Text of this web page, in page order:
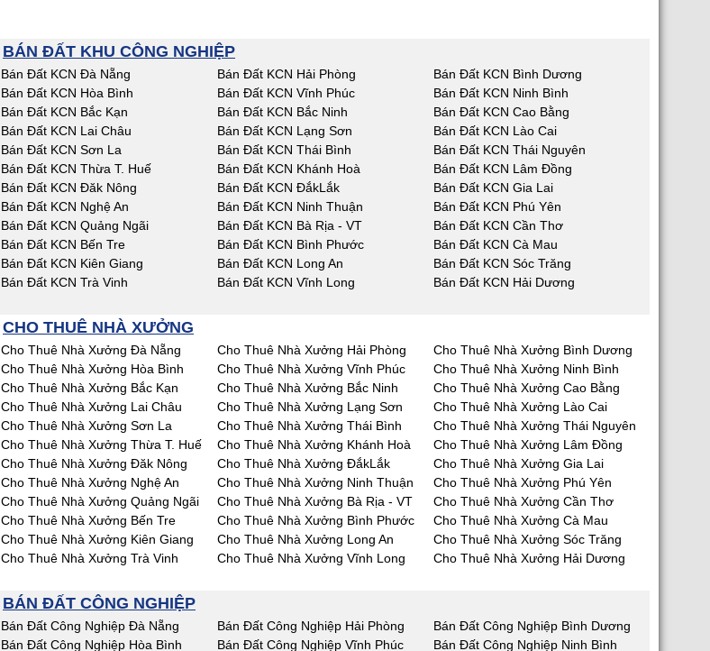
BÁN ĐẤT KHU CÔNG NGHIỆP
Bán Đất KCN Đà Nẵng Bán Đất KCN Hải Phòng
Bán Đất KCN Bình Dương
Bán Đất KCN Hòa Bình Bán Đất KCN Vĩnh Phúc
Bán Đất KCN Ninh Bình
Bán Đất KCN Bắc Kạn Bán Đất KCN Bắc Ninh
Bán Đất KCN Cao Bằng
Bán Đất KCN Lai Châu Bán Đất KCN Lạng Sơn
Bán Đất KCN Lào Cai
Bán Đất KCN Sơn La Bán Đất KCN Thái Bình
Bán Đất KCN Thái Nguyên
Bán Đất KCN Thừa T. Huế Bán Đất KCN Khánh Hoà
Bán Đất KCN Lâm Đồng
Bán Đất KCN Đăk Nông Bán Đất KCN ĐắkLắk
Bán Đất KCN Gia Lai
Bán Đất KCN Nghệ An Bán Đất KCN Ninh Thuận
Bán Đất KCN Phú Yên
Bán Đất KCN Quảng Ngãi Bán Đất KCN Bà Rịa - VT
Bán Đất KCN Cần Thơ
Bán Đất KCN Bến Tre Bán Đất KCN Bình Phước
Bán Đất KCN Cà Mau
Bán Đất KCN Kiên Giang Bán Đất KCN Long An
Bán Đất KCN Sóc Trăng
Bán Đất KCN Trà Vinh Bán Đất KCN Vĩnh Long
Bán Đất KCN Hải Dương
CHO THUÊ NHÀ XƯỞNG
Cho Thuê Nhà Xưởng Đà Nẵng Cho Thuê Nhà Xưởng Hải Phòng
Cho Thuê Nhà Xưởng Bình Dương
Cho Thuê Nhà Xưởng Hòa Bình Cho Thuê Nhà Xưởng Vĩnh Phúc
Cho Thuê Nhà Xưởng Ninh Bình
Cho Thuê Nhà Xưởng Bắc Kạn Cho Thuê Nhà Xưởng Bắc Ninh
Cho Thuê Nhà Xưởng Cao Bằng
Cho Thuê Nhà Xưởng Lai Châu Cho Thuê Nhà Xưởng Lạng Sơn
Cho Thuê Nhà Xưởng Lào Cai
Cho Thuê Nhà Xưởng Sơn La Cho Thuê Nhà Xưởng Thái Bình
Cho Thuê Nhà Xưởng Thái Nguyên
Cho Thuê Nhà Xưởng Thừa T. Huế Cho Thuê Nhà Xưởng Khánh Hoà
Cho Thuê Nhà Xưởng Lâm Đồng
Cho Thuê Nhà Xưởng Đăk Nông Cho Thuê Nhà Xưởng ĐắkLắk
Cho Thuê Nhà Xưởng Gia Lai
Cho Thuê Nhà Xưởng Nghệ An Cho Thuê Nhà Xưởng Ninh Thuận
Cho Thuê Nhà Xưởng Phú Yên
Cho Thuê Nhà Xưởng Quảng Ngãi Cho Thuê Nhà Xưởng Bà Rịa - VT
Cho Thuê Nhà Xưởng Cần Thơ
Cho Thuê Nhà Xưởng Bến Tre Cho Thuê Nhà Xưởng Bình Phước
Cho Thuê Nhà Xưởng Cà Mau
Cho Thuê Nhà Xưởng Kiên Giang Cho Thuê Nhà Xưởng Long An
Cho Thuê Nhà Xưởng Sóc Trăng
Cho Thuê Nhà Xưởng Trà Vinh Cho Thuê Nhà Xưởng Vĩnh Long
Cho Thuê Nhà Xưởng Hải Dương
BÁN ĐẤT CÔNG NGHIỆP
Bán Đất Công Nghiệp Đà Nẵng Bán Đất Công Nghiệp Hải Phòng
Bán Đất Công Nghiệp Bình Dương
Bán Đất Công Nghiệp Hòa Bình Bán Đất Công Nghiệp Vĩnh Phúc Bán Đất Công Nghiệp Ninh Bình